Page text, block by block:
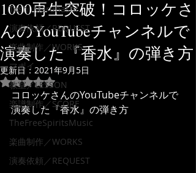
Toshi Maruhashi
演奏依頼／REQUEST
楽曲制作／WORKS
マポイ
教室／LESSON
楽譜制作／SCORE
TheFreeSpiritsMusic
楽曲制作／WORKS
演奏依頼／REQUEST
1000再生突破！コロッケさ
んのYouTubeチャンネルで
演奏した『香水』の弾き方
更新日： 2021年9月5日
5つ星のうちNaNと評価されています。
コロッケさんのYouTubeチャンネルで
演奏した『香水』の弾き方